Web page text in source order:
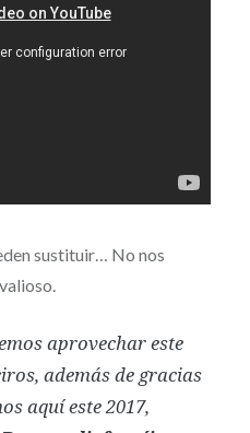
sustituir… No nos
aprovechar este
además de gracias
aquí este 2017,